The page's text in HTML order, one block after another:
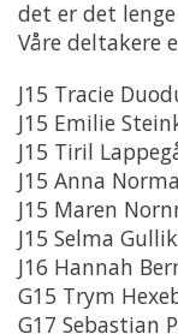
det er det
Våre deltakere
J15 Tracie
J15 Emilie
J15 Tiril
J15 Anna
J15 Maren
J15 Selma
J16 Hannah
G15 Trym
G17 Sebastian